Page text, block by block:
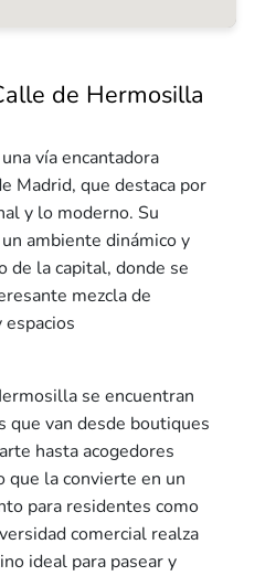
de Hermosilla
vía encantadora
Madrid, que destaca por
y lo moderno. Su
ambiente dinámico y
de la capital, donde se
mezcla de
se encuentran
que van desde boutiques
hasta acogedores
que la convierte en un
para residentes como
comercial realza
ideal para pasear y